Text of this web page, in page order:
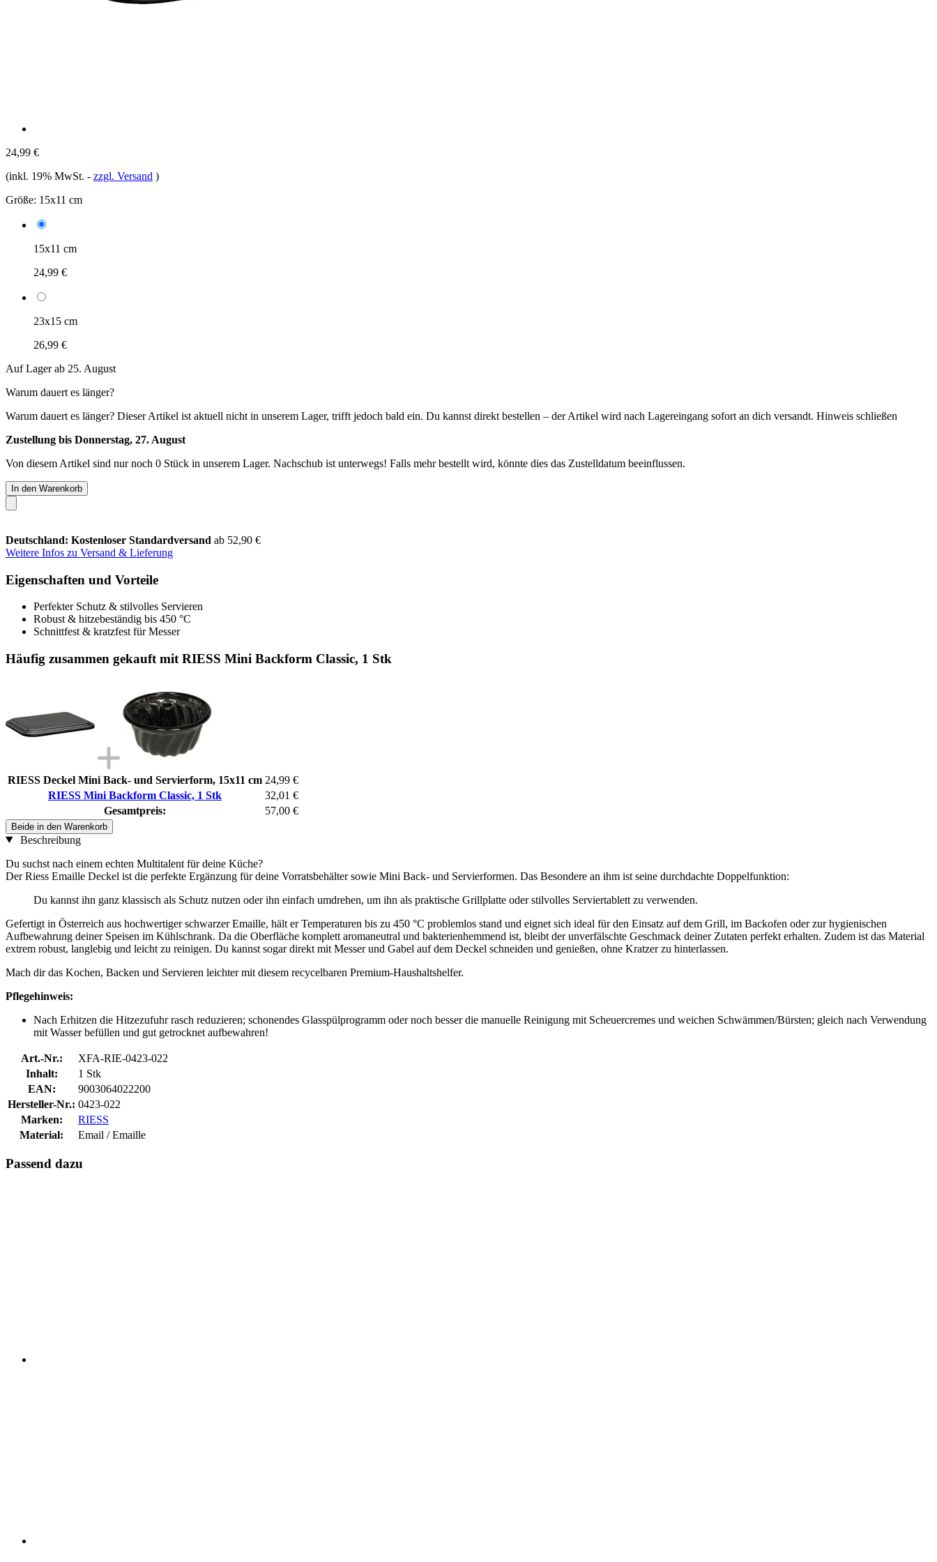
24,99 €
(inkl. 19% MwSt. - zzgl. Versand )
Größe: 15x11 cm
15x11 cm
24,99 €
23x15 cm
26,99 €
Auf Lager ab 25. August
Warum dauert es länger?
Warum dauert es länger? Dieser Artikel ist aktuell nicht in unserem Lager, trifft jedoch bald ein. Du kannst direkt bestellen – der Artikel wird nach Lagereingang sofort an dich versandt. Hinweis schließen
Zustellung bis Donnerstag, 27. August
Von diesem Artikel sind nur noch 0 Stück in unserem Lager. Nachschub ist unterwegs! Falls mehr bestellt wird, könnte dies das Zustelldatum beeinflussen.
In den Warenkorb
Deutschland: Kostenloser Standardversand ab 52,90 €
Weitere Infos zu Versand & Lieferung
Eigenschaften und Vorteile
Perfekter Schutz & stilvolles Servieren
Robust & hitzebeständig bis 450 °C
Schnittfest & kratzfest für Messer
Häufig zusammen gekauft mit RIESS Mini Backform Classic, 1 Stk
RIESS Deckel Mini Back- und Servierform, 15x11 cm 24,99 €
RIESS Mini Backform Classic, 1 Stk
32,01 €
Gesamtpreis:
57,00 €
Beide in den Warenkorb
Beschreibung
Du suchst nach einem echten Multitalent für deine Küche?
Der Riess Emaille Deckel ist die perfekte Ergänzung für deine Vorratsbehälter sowie Mini Back- und Servierformen. Das Besondere an ihm ist seine durchdachte Doppelfunktion:
Du kannst ihn ganz klassisch als Schutz nutzen oder ihn einfach umdrehen, um ihn als praktische Grillplatte oder stilvolles Serviertablett zu verwenden.
Gefertigt in Österreich aus hochwertiger schwarzer Emaille, hält er Temperaturen bis zu 450 °C problemlos stand und eignet sich ideal für den Einsatz auf dem Grill, im Backofen oder zur hygienischen
Aufbewahrung deiner Speisen im Kühlschrank. Da die Oberfläche komplett aromaneutral und bakterienhemmend ist, bleibt der unverfälschte Geschmack deiner Zutaten perfekt erhalten. Zudem ist das Material
extrem robust, langlebig und leicht zu reinigen. Du kannst sogar direkt mit Messer und Gabel auf dem Deckel schneiden und genießen, ohne Kratzer zu hinterlassen.
Mach dir das Kochen, Backen und Servieren leichter mit diesem recycelbaren Premium-Haushaltshelfer.
Pflegehinweis:
Nach Erhitzen die Hitzezufuhr rasch reduzieren; schonendes Glasspülprogramm oder noch besser die manuelle Reinigung mit Scheuercremes und weichen Schwämmen/Bürsten; gleich nach Verwendung
mit Wasser befüllen und gut getrocknet aufbewahren!
Art.-Nr.:
XFA-RIE-0423-022
Inhalt:
1 Stk
EAN:
9003064022200
Hersteller-Nr.: 0423-022
Marken:
RIESS
Material:
Email / Emaille
Passend dazu